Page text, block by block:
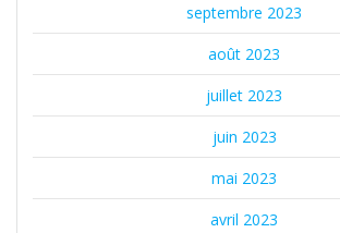
septembre 2023
août 2023
juillet 2023
juin 2023
mai 2023
avril 2023